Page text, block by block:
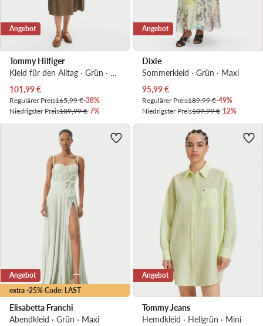
Angebot
Tommy Hilfiger
Kleid für den Alltag · Grün · Midi
Aktueller Preis
101,99€
Regulärer Preis165,99 €-38%
Niedrigster Preis109,99 €-7%
Angebot
Dixie
Sommerkleid · Grün · Maxi
Aktueller Preis
95,99€
Regulärer Preis189,99 €-49%
Niedrigster Preis109,99 €-12%
extra -25% Code: LAST
Angebot
Elisabetta Franchi
Abendkleid · Grün · Maxi
Angebot
Tommy Jeans
Hemdkleid · Hellgrün · Mini